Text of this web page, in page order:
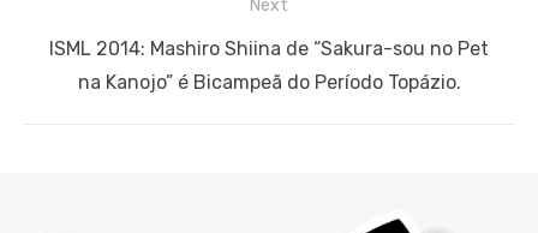
Next
Next
ISML 2014: Mashiro Shiina de “Sakura-sou no Pet
na Kanojo” é Bicampeã do Período Topázio.